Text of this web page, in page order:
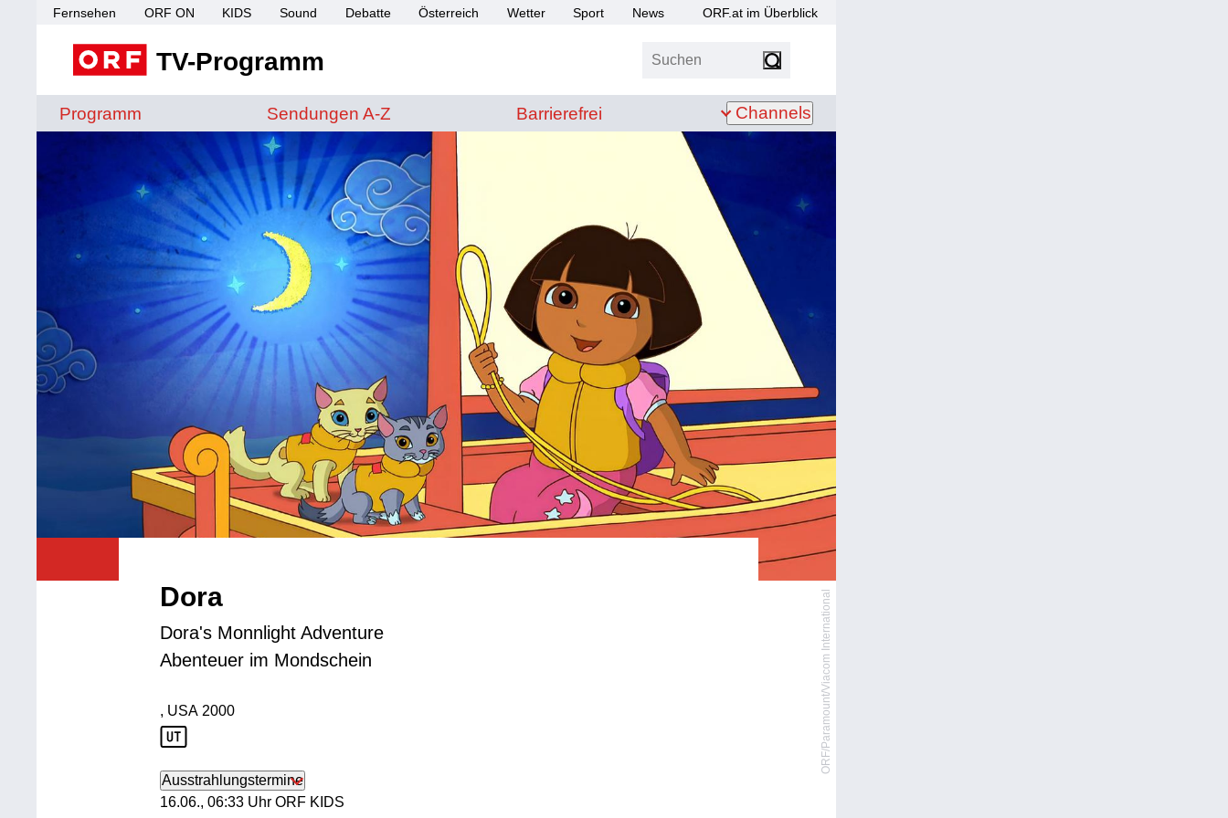
Fernsehen ORF ON KIDS Sound Debatte Österreich Wetter Sport News ORF.at im Überblick
TV-Programm Suchen
Programm Sendungen von A bis Z
Sendungen A-Z Barrierefrei
Barrierefrei Channels
ORF/Paramount/Viacom International
Dora
Dora's Monnlight Adventure
Abenteuer im Mondschein
Produktionsland: USA
, USA
Produktionsjahr: 2000
2000
Ausstrahlungstermine
16. Juni, 06:33 Uhr in ORF KIDS
16.06., 06:33 Uhr ORF KIDS